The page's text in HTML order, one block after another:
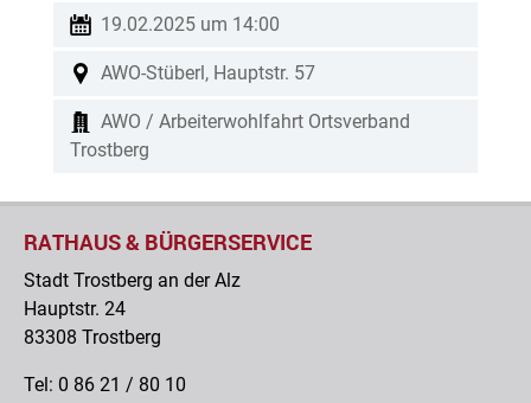
19.02.2025 um 14:00
AWO-Stüberl, Hauptstr. 57
AWO / Arbeiterwohlfahrt Ortsverband
Trostberg
RATHAUS & BÜRGERSERVICE
Stadt Trostberg an der Alz
Hauptstr. 24
83308 Trostberg
Tel: 0 86 21 / 80 10